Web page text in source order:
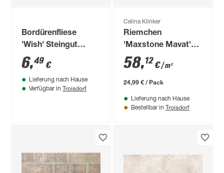
Bordürenfliese
'Wish' Steingut
beige 5 x 40 cm
6,49 €
Lieferung nach Hause
Verfügbar in Troisdorf
Celina Klinker
Riemchen
'Maxstone Mavat'
braun
58,12€/ m²
24,99 € / Pack
Lieferung nach Hause
Bestellbar in Troisdorf